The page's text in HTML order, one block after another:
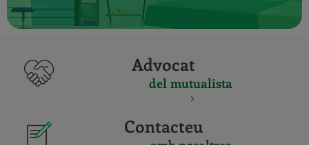
Advocat
del mutualista
Contacteu